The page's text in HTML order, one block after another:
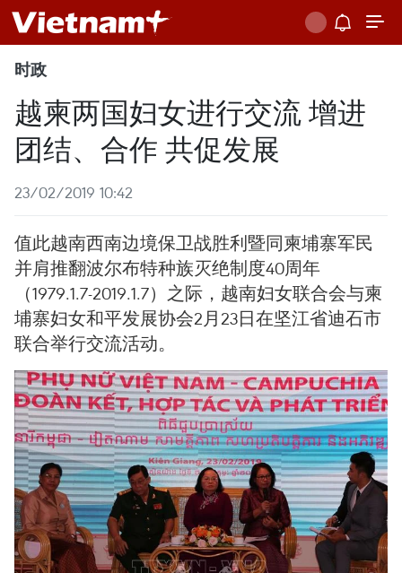
时政
越柬两国妇女进行交流 增进
团结、合作 共促发展
23/02/2019 10:42
值此越南西南边境保卫战胜利暨同柬埔寨军民
并肩推翻波尔布特种族灭绝制度40周年
（1979.1.7-2019.1.7）之际，越南妇女联合会与柬
埔寨妇女和平发展协会2月23日在坚江省迪石市
联合举行交流活动。